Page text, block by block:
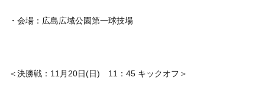
・会場：広島広域公園第一球技場
＜決勝戦：11月20日(日) 11：45 キックオフ＞